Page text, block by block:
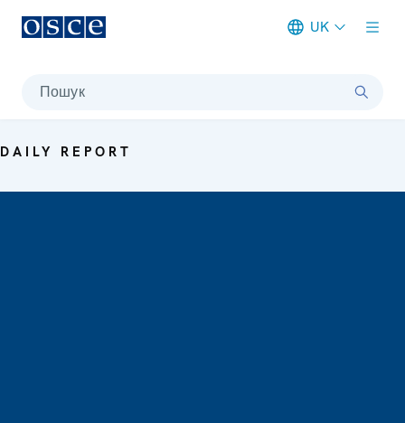
UK
Пошук
DAILY REPORT